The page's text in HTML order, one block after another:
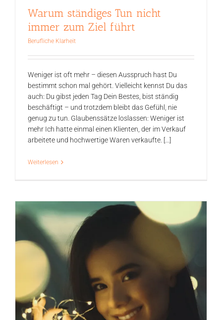
Warum ständiges Tun nicht
immer zum Ziel führt
Berufliche Klarheit
Weniger ist oft mehr – diesen Ausspruch hast Du
bestimmt schon mal gehört. Vielleicht kennst Du das
auch: Du gibst jeden Tag Dein Bestes, bist ständig
beschäftigt – und trotzdem bleibt das Gefühl, nie
genug zu tun. Glaubenssätze loslassen: Weniger ist
mehr Ich hatte einmal einen Klienten, der im Verkauf
arbeitete und hochwertige Waren verkaufte. [...]
Weiterlesen